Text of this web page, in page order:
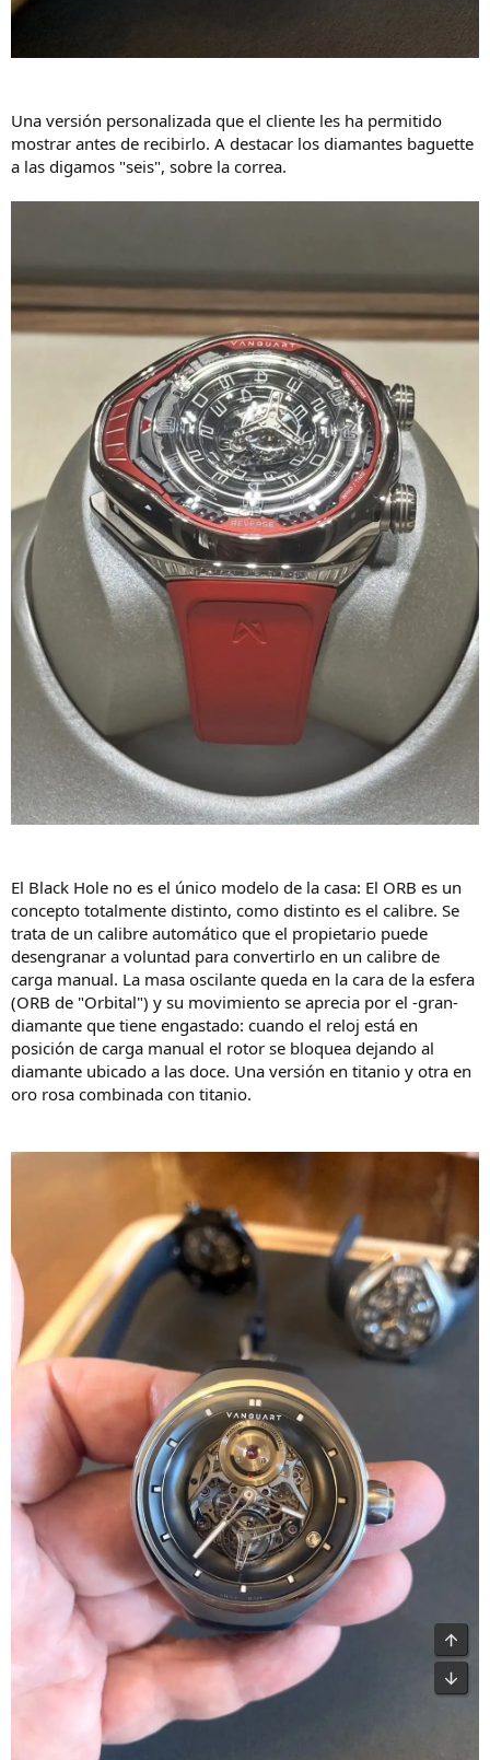
Una versión personalizada que el cliente les ha permitido
mostrar antes de recibirlo. A destacar los diamantes baguette
a las digamos "seis", sobre la correa.
El Black Hole no es el único modelo de la casa: El ORB es un
concepto totalmente distinto, como distinto es el calibre. Se
trata de un calibre automático que el propietario puede
desengranar a voluntad para convertirlo en un calibre de
carga manual. La masa oscilante queda en la cara de la esfera
(ORB de "Orbital") y su movimiento se aprecia por el -gran-
diamante que tiene engastado: cuando el reloj está en
posición de carga manual el rotor se bloquea dejando al
diamante ubicado a las doce. Una versión en titanio y otra en
oro rosa combinada con titanio.